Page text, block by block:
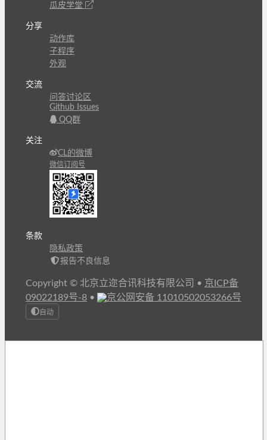
瓜皮学堂
分享
动作库
子程序
外观
交流
问答讨论区
Github Issues
QQ群
关注
CL的微博
微信订阅号
条款
隐私政策
报告不良信息
Copyright © 北京立迩合讯科技有限公司 • 京ICP备
09022189号-8 • 京公网安备 11010502053266号
自动